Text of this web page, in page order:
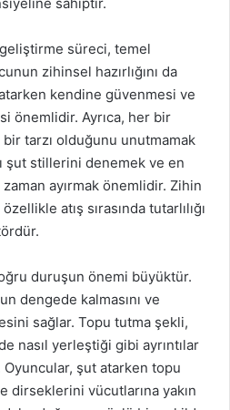
süreci, temel
zihinsel hazırlığını da
kendine güvenmesi ve
önemlidir. Ayrıca, her bir
tarzı olduğunu unutmamak
şut stillerini denemek ve en
ayırmak önemlidir. Zihin
atış sırasında tutarlılığı
duruşun önemi büyüktür.
dengede kalmasını ve
sağlar. Topu tutma şekli,
nasıl yerleştiği gibi ayrıntılar
şut atarken topu
dirseklerini vücutlarına yakın